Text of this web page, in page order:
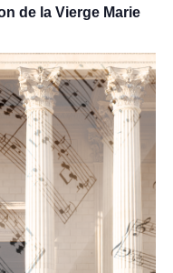
de la Vierge Marie